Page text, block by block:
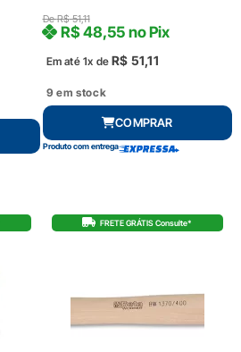
DeR$51,11
Em até 1x de R$ 51,11
R$48,55 no Pix
9 em stock
COMPRAR
Produto com entrega
FRETE GRÁTIS Consulte*